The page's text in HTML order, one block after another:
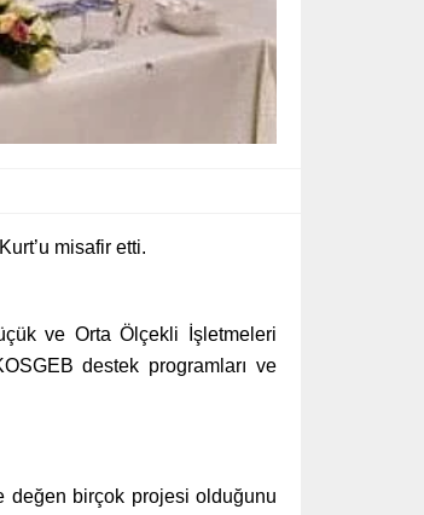
misafir etti.
ve Orta Ölçekli İşletmeleri
destek programları ve
değen birçok projesi olduğunu